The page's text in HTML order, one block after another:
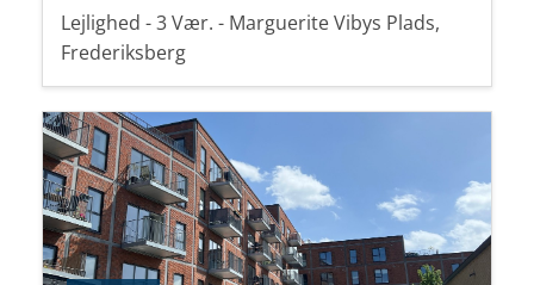
Lejlighed - 3 Vær. - Marguerite Vibys Plads,
Frederiksberg